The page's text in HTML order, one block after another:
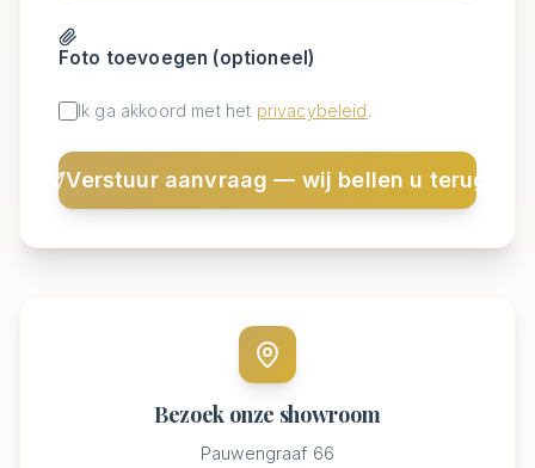
Foto toevoegen (optioneel)
Ik ga akkoord met het privacybeleid.
Verstuur aanvraag — wij bellen u terug
Bezoek onze showroom
Pauwengraaf 66